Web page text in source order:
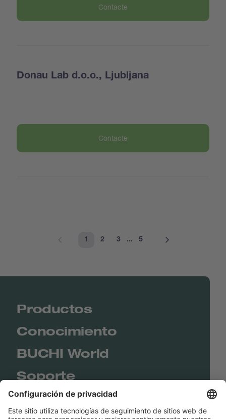
Contacte
Donau Lab d.o.o., Ljubljana
Contacte
1 2 3 ... 5
Productos
Conocimiento
BUCHI World
Soporte
Shop